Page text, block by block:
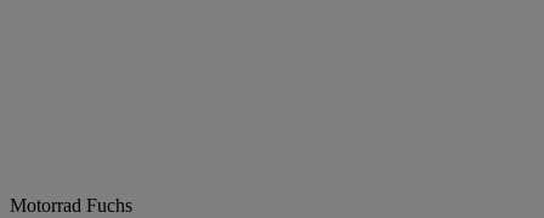
Motorrad Fuchs